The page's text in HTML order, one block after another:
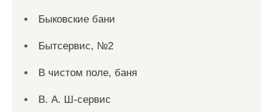
Быковские бани
Бытсервис, №2
В чистом поле, баня
В. А. Ш-сервис